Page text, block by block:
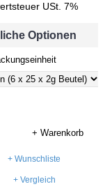
USt. 7%
Optionen
+ Warenkorb
+ Wunschliste
+ Vergleich